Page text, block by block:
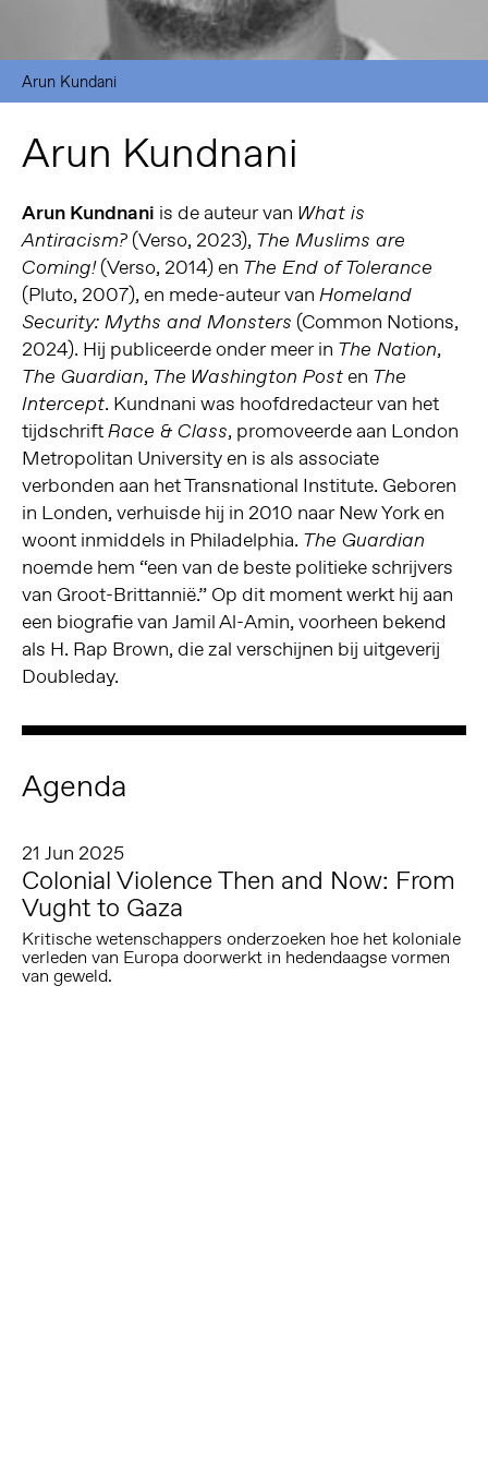
Arun Kundani
Arun Kundnani
Arun Kundnani is de auteur van What is
Antiracism?(Verso, 2023), The Muslims are
Coming!(Verso, 2014) en The End of Tolerance
(Pluto, 2007), en mede-auteur van Homeland
Security: Myths and Monsters (Common Notions,
2024). Hij publiceerde onder meer in The Nation,
The Guardian, The Washington Posten The
Intercept. Kundnani was hoofdredacteur van het
tijdschriftRace & Class, promoveerde aan London
Metropolitan University en is als associate
verbonden aan het Transnational Institute. Geboren
in Londen, verhuisde hij in 2010 naar New York en
woont inmiddels in Philadelphia. The Guardian
noemde hem “een van de beste politieke schrijvers
van Groot-Brittannië.” Op dit moment werkt hij aan
een biografie van Jamil Al-Amin, voorheen bekend
als H. Rap Brown, die zal verschijnen bij uitgeverij
Doubleday.
Agenda
21 Jun 2025
Colonial Violence Then and Now: From
Vught to Gaza
Kritische wetenschappers onderzoeken hoe het koloniale
verleden van Europa doorwerkt in hedendaagse vormen
van geweld.